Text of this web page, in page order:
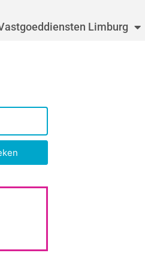
Limburg